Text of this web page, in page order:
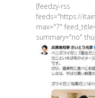
[feedzy-rss
feeds="https://
max="7"
summary="no"